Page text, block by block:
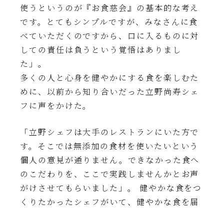
使うというのが『お食慈会』の基本的な考え
です。とてもシンプルですが、みなさんに食
べていただくのですから、口に入るものに対
しての責任は負うという覚悟はありまし
た」。
多くの人と心身を健やかにする食を楽しむた
めに、以前から知り合いだった立野尚寿シェ
フに声をかけた。
「立野シェフは大手のレストランにいた方で
す。そこでは無添加の食材を使いたいという
個人の意見が通りません。できなかった食へ
のこだわりを、ここで実践しませんかとお声
がけさせてもらいました」。 健やかな食をつ
くりたかったシェフがいて、健やかな食を届